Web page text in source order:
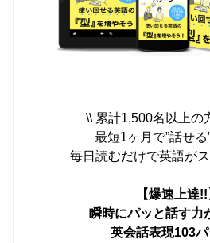
\\ 累計1,500名以上の
最短1ヶ月で”話せる
毎日読むだけで英語が
【爆速上達!!
瞬時にパッと話す力
英会話表現103